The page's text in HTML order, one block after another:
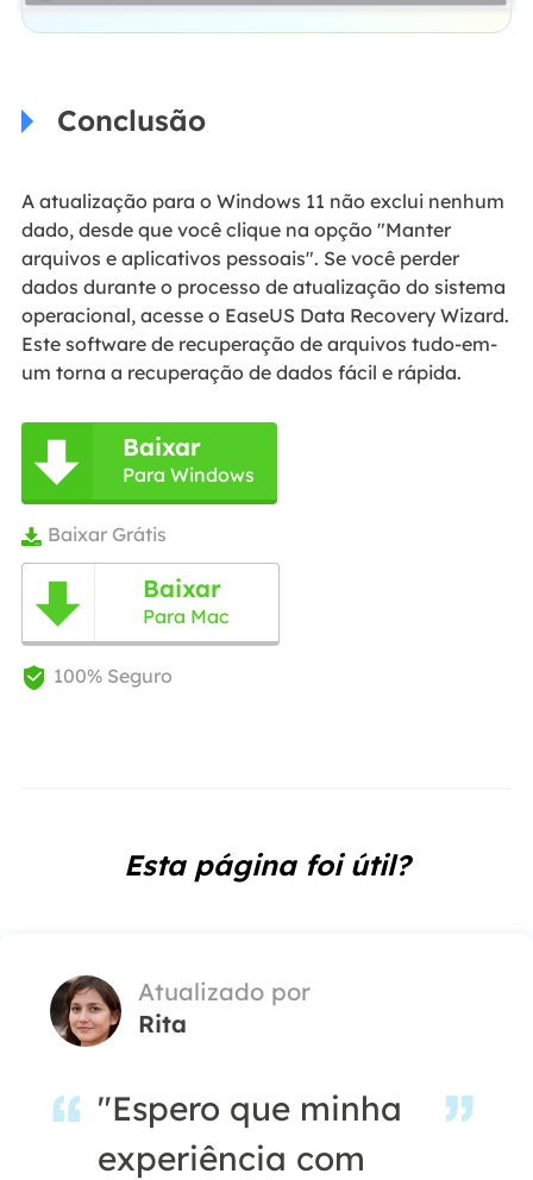
Conclusão
A atualização para o Windows 11 não exclui nenhum
dado, desde que você clique na opção "Manter
arquivos e aplicativos pessoais". Se você perder
dados durante o processo de atualização do sistema
operacional, acesse o EaseUS Data Recovery Wizard.
Este software de recuperação de arquivos tudo-em-
um torna a recuperação de dados fácil e rápida.
 Baixar
Para Windows
 Baixar Grátis
 Baixar
Para Mac
 100% Seguro
Esta página foi útil?
Atualizado por
Rita
"Espero que minha
experiência com